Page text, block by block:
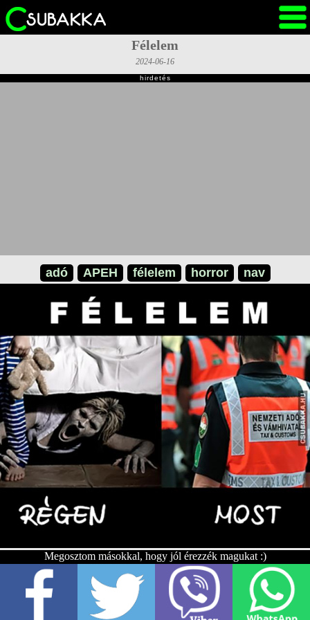
Félelem
2024-06-16
hirdetés
adó APEH félelem horror nav
Megosztom másokkal, hogy jól érezzék magukat :)